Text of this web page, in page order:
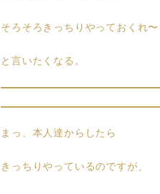
そろそろきっちりやっておくれ〜
と言いたくなる。
まっ、本人達からしたら
きっちりやっているのですが、